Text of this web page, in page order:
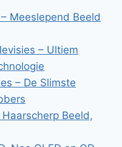
Meeslepend Beeld
– Ultiem
– De Slimste
Haarscherp Beeld,